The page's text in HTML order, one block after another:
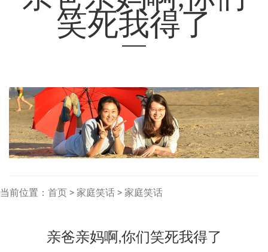
笑死我得了
当前位置： 首页>家庭笑话>家庭笑话
亲爸亲妈啊,你们笑死我得了